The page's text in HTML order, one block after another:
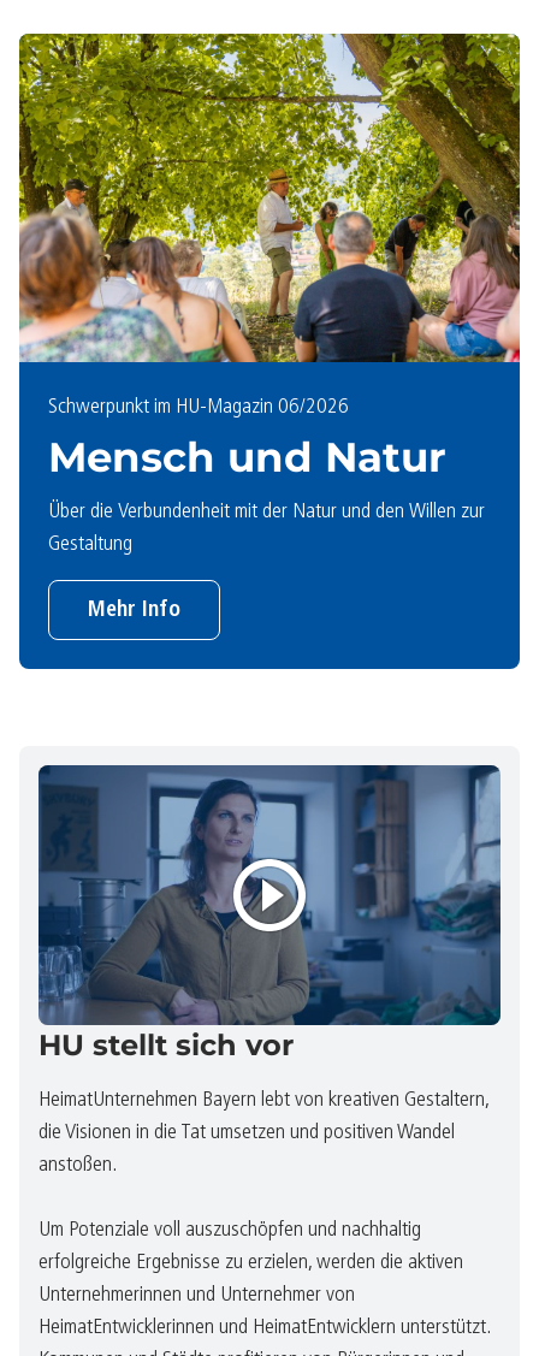
Schwerpunkt im HU-Magazin 06/2026
Mensch und Natur
Über die Verbundenheit mit der Natur und den Willen zur
Gestaltung
Mehr Info
HU stellt sich vor
HeimatUnternehmen Bayern lebt von kreativen Gestaltern,
die Visionen in die Tat umsetzen und positiven Wandel
anstoßen.
Um Potenziale voll auszuschöpfen und nachhaltig
erfolgreiche Ergebnisse zu erzielen, werden die aktiven
Unternehmerinnen und Unternehmer von
HeimatEntwicklerinnen und HeimatEntwicklern unterstützt.